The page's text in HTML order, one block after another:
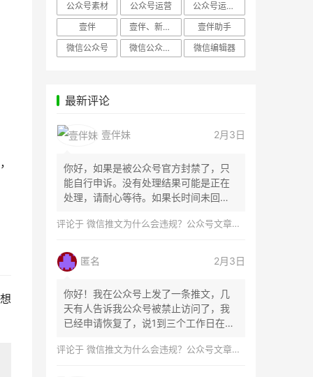
公众号素材
公众号运营
公众号运营，公众号编辑器
壹伴
壹伴、新媒体运营
壹伴助手
微信公众号
微信公众号，样式模板、公众号样式 微信编辑器
最新评论
壹伴妹 2月3日
你好，如果是被公众号官方封禁了，只
能自行申诉。没有处理结果可能是正在
处理，请耐心等待。如果长时间未回
评论于 微信推文为什么会违规？公众号文章怎么检测是否违规？
匿名 2月3日
你好！我在公众号上发了一条推文，几
天有人告诉我公众号被禁止访问了，我
已经申请恢复了，说1到三个工作日在微
评论于 微信推文为什么会违规？公众号文章怎么检测是否违规？